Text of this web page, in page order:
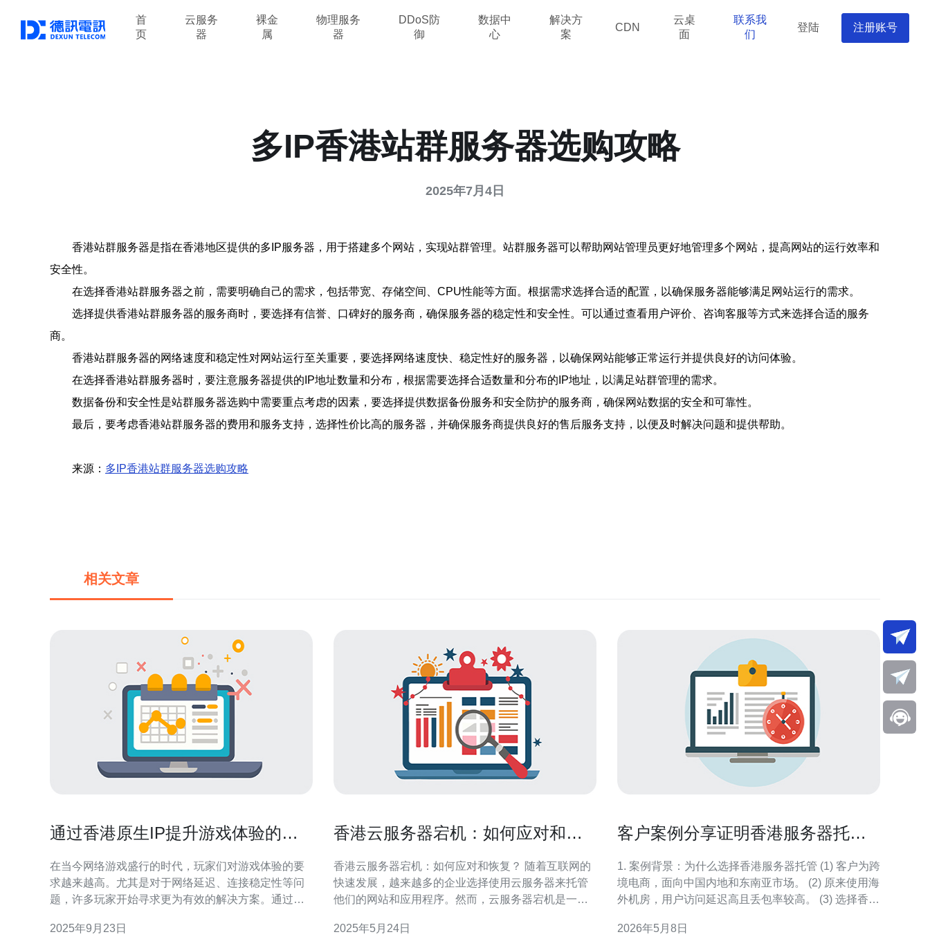
首
页
云服务
器
裸金
属
物理服务
器
DDoS防
御
数据中
心
解决方
案
CDN
云桌
面
联系我
们
登陆 注册账号
多IP香港站群服务器选购攻略
2025年7月4日
香港站群服务器是指在香港地区提供的多IP服务器，用于搭建多个网站，实现站群管理。站群服务器可以帮助网站管理员更好地管理多个网站，提高网站的运行效率和
安全性。
在选择香港站群服务器之前，需要明确自己的需求，包括带宽、存储空间、CPU性能等方面。根据需求选择合适的配置，以确保服务器能够满足网站运行的需求。
选择提供香港站群服务器的服务商时，要选择有信誉、口碑好的服务商，确保服务器的稳定性和安全性。可以通过查看用户评价、咨询客服等方式来选择合适的服务
商。
香港站群服务器的网络速度和稳定性对网站运行至关重要，要选择网络速度快、稳定性好的服务器，以确保网站能够正常运行并提供良好的访问体验。
在选择香港站群服务器时，要注意服务器提供的IP地址数量和分布，根据需要选择合适数量和分布的IP地址，以满足站群管理的需求。
数据备份和安全性是站群服务器选购中需要重点考虑的因素，要选择提供数据备份服务和安全防护的服务商，确保网站数据的安全和可靠性。
最后，要考虑香港站群服务器的费用和服务支持，选择性价比高的服务器，并确保服务商提供良好的售后服务支持，以便及时解决问题和提供帮助。
来源： 多IP香港站群服务器选购攻略
相关文章
通过香港原生IP提升游戏体验的实
在当今网络游戏盛行的时代，玩家们对游戏体验的要
求越来越高。尤其是对于网络延迟、连接稳定性等问
题，许多玩家开始寻求更为有效的解决方案。通过使
迟，从而享受更流畅的游戏过程。本文将为您提供一
2025年9月23日
香港云服务器宕机：如何应对和恢
香港云服务器宕机：如何应对和恢复？ 随着互联网的
快速发展，越来越多的企业选择使用云服务器来托管
他们的网站和应用程序。然而，云服务器宕机是一个
务器宕机时，企业需要及时应对和恢复，以减少损
2025年5月24日
客户案例分享证明香港服务器托管
1. 案例背景：为什么选择香港服务器托管 (1) 客户为跨
境电商，面向中国内地和东南亚市场。 (2) 原来使用海
外机房，用户访问延迟高且丢包率较高。 (3) 选择香港
析。 (4) 业务需求包含高并发静态资源分发及安全防护
2026年5月8日